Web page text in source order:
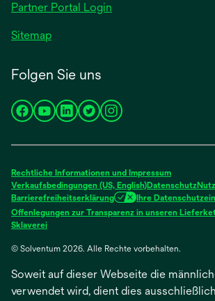
Partner Portal Login
Sitemap
Folgen Sie uns
wird
neuen
Registerkarte
geöffnet
wird
neuen
Registerkarte
geöffnet
wird
neuen
Registerkarte
geöffnet
wird
neuen
Registerkarte
geöffnet
wird
neuen
Registerkarte
geöffnet
Rechtliche Informationen und Impressum
Verkaufsbedingungen (US, English)Datenschutz
Barrierefreiheitserklärung
Ihre
Offenlegungen zur Transparenz in unseren
Sklavereiwird
einer
Registerkarte
geöffnet
© Solventum 2026. Alle Rechte vorbehalten.
Soweit auf dieser Webseite die
verwendet wird, dient dies